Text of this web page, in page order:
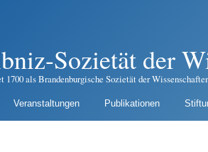
Sozietät der
1700 als Brandenburgische Sozietät der
Veranstaltungen Publikationen